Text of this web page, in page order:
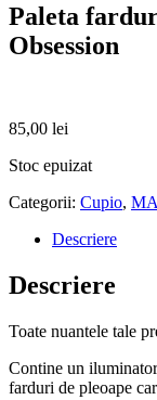
Paleta
Obsession
85,00 lei
Stoc epuizat
Categorii: Cupio,
Descriere
Descriere
Toate nuantele tale
Contine un
farduri de pleoape